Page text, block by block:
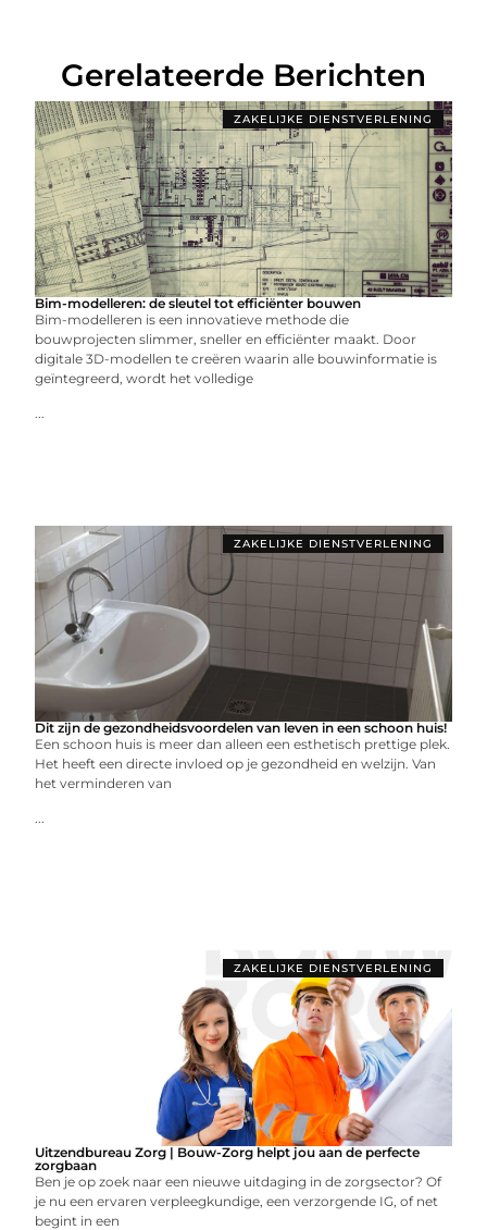
Gerelateerde Berichten
ZAKELIJKE DIENSTVERLENING
Bim-modelleren: de sleutel tot efficiënter bouwen
Bim-modelleren is een innovatieve methode die
bouwprojecten slimmer, sneller en efficiënter maakt. Door
digitale 3D-modellen te creëren waarin alle bouwinformatie is
geïntegreerd, wordt het volledige
...
ZAKELIJKE DIENSTVERLENING
Dit zijn de gezondheidsvoordelen van leven in een schoon huis!
Een schoon huis is meer dan alleen een esthetisch prettige plek.
Het heeft een directe invloed op je gezondheid en welzijn. Van
het verminderen van
...
ZAKELIJKE DIENSTVERLENING
Uitzendbureau Zorg | Bouw-Zorg helpt jou aan de perfecte
zorgbaan
Ben je op zoek naar een nieuwe uitdaging in de zorgsector? Of
je nu een ervaren verpleegkundige, een verzorgende IG, of net
begint in een